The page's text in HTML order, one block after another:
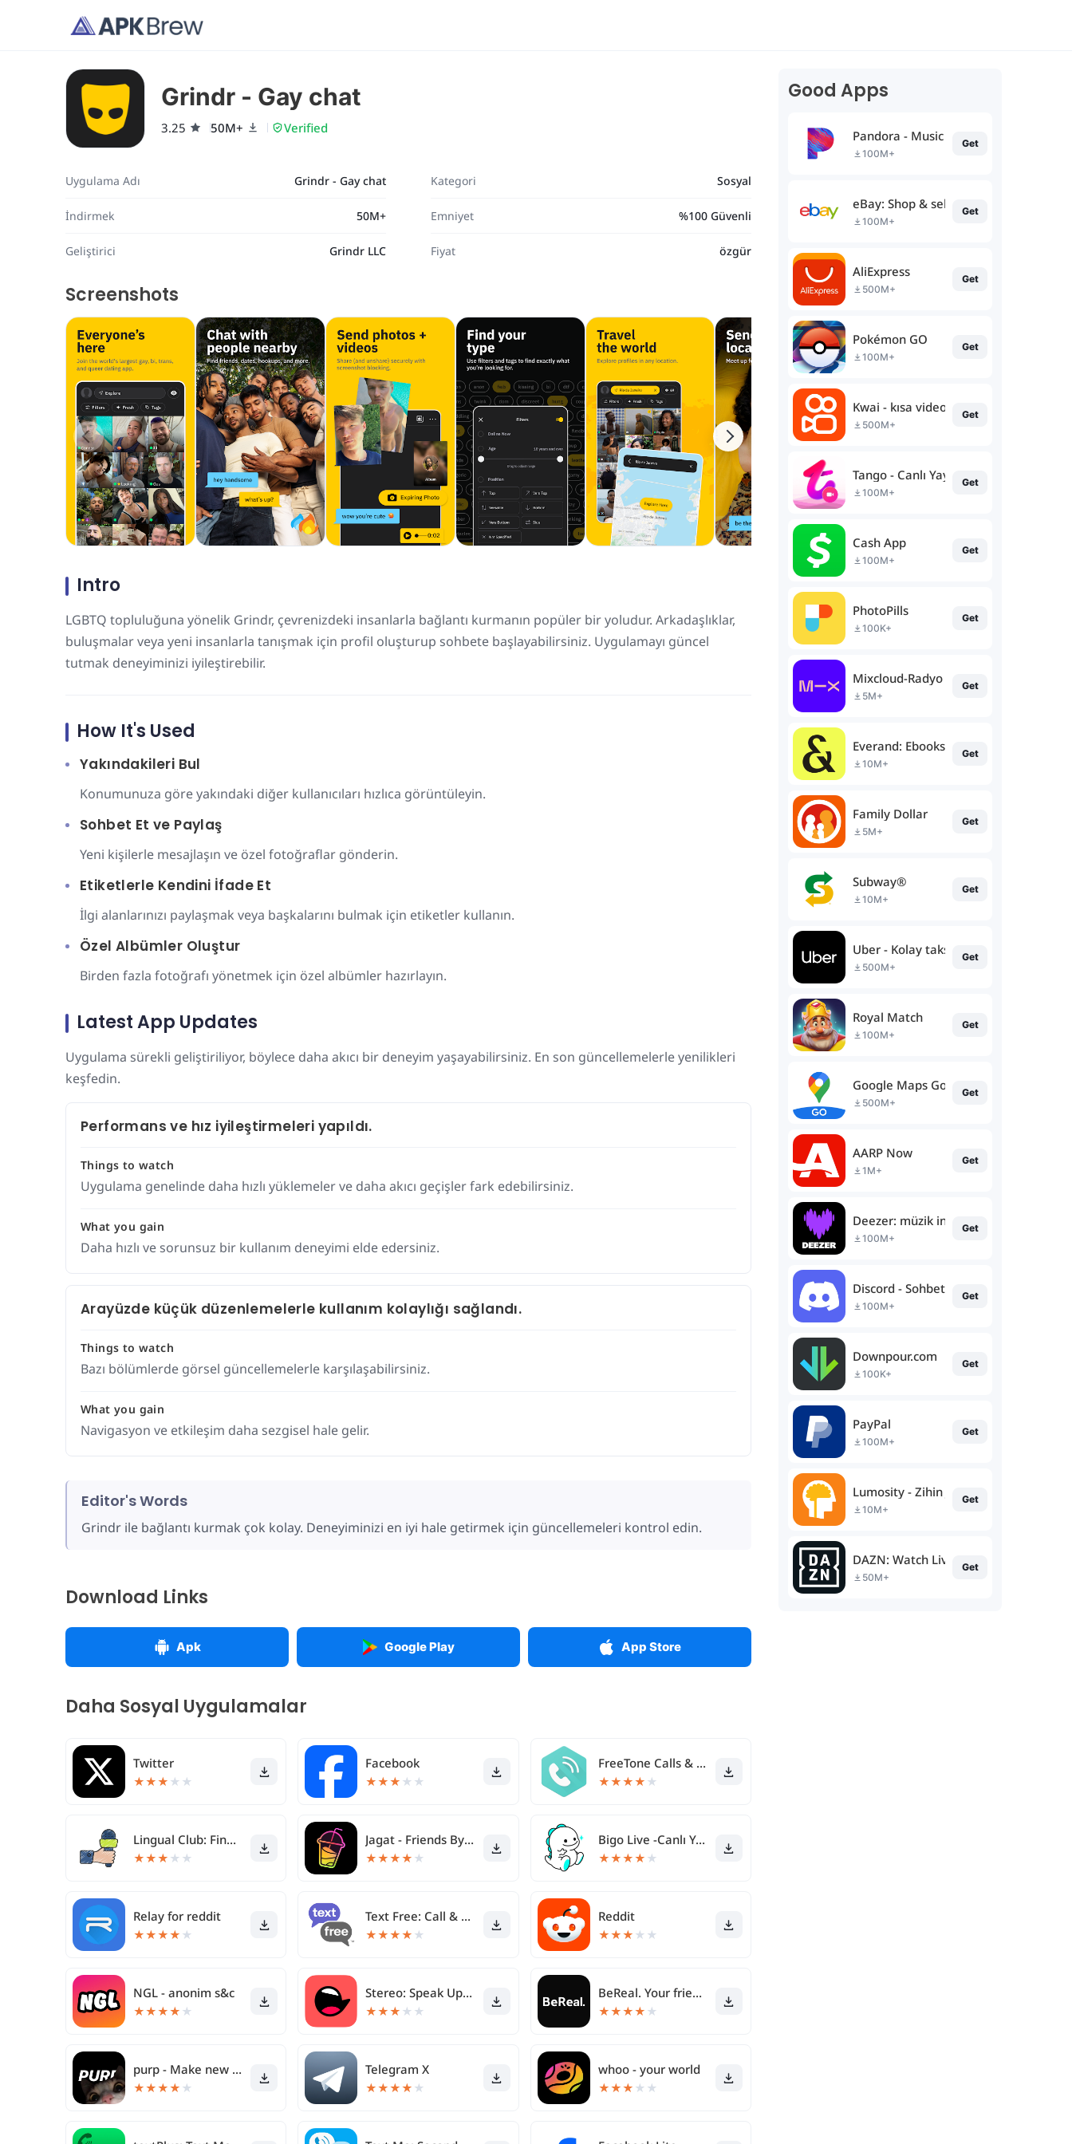
Grindr - Gay chat
3.25 50M+ Verified
Uygulama Adı Grindr - Gay chat Kategori Sosyal
İndirmek 50M+ Emniyet %100 Güvenli
Geliştirici Grindr LLC Fiyat özgür
Screenshots
Intro
LGBTQ topluluğuna yönelik Grindr, çevrenizdeki insanlarla bağlantı kurmanın popüler bir yoludur. Arkadaşlıklar,
buluşmalar veya yeni insanlarla tanışmak için profil oluşturup sohbete başlayabilirsiniz. Uygulamayı güncel
tutmak deneyiminizi iyileştirebilir.
How It's Used
Yakındakileri Bul
Konumunuza göre yakındaki diğer kullanıcıları hızlıca görüntüleyin.
Sohbet Et ve Paylaş
Yeni kişilerle mesajlaşın ve özel fotoğraflar gönderin.
Etiketlerle Kendini İfade Et
İlgi alanlarınızı paylaşmak veya başkalarını bulmak için etiketler kullanın.
Özel Albümler Oluştur
Birden fazla fotoğrafı yönetmek için özel albümler hazırlayın.
Latest App Updates
Uygulama sürekli geliştiriliyor, böylece daha akıcı bir deneyim yaşayabilirsiniz. En son güncellemelerle yenilikleri
keşfedin.
Performans ve hız iyileştirmeleri yapıldı.
Things to watch
Uygulama genelinde daha hızlı yüklemeler ve daha akıcı geçişler fark edebilirsiniz.
What you gain
Daha hızlı ve sorunsuz bir kullanım deneyimi elde edersiniz.
Arayüzde küçük düzenlemelerle kullanım kolaylığı sağlandı.
Things to watch
Bazı bölümlerde görsel güncellemelerle karşılaşabilirsiniz.
What you gain
Navigasyon ve etkileşim daha sezgisel hale gelir.
Editor's Words
Grindr ile bağlantı kurmak çok kolay. Deneyiminizi en iyi hale getirmek için güncellemeleri kontrol edin.
Download Links
Apk Google Play App Store
Daha Sosyal Uygulamalar
Twitter
★★★ ★ ★
Facebook
★★★ ★ ★
FreeTone Calls & Texting
★★★★ ★
Lingual Club: Find friends
★★★ ★ ★
Jagat - Friends By Your Side
★★★★ ★
Bigo Live -Canlı Yayın, Sohbet
★★★★ ★
Relay for reddit
★★★★ ★
Text Free: Call & Texting App
★★★★ ★
Reddit
★★★ ★ ★
NGL - anonim s&c
★★★★ ★
Stereo: Speak Up & Share
★★★ ★ ★
BeReal. Your friends for real.
★★★★ ★
purp - Make new friends
★★★★ ★
Telegram X
★★★★ ★
whoo - your world
★★★ ★ ★
Good Apps
Pandora - Music & Podcasts
100M+
Get
eBay: Shop & sell in the app
100M+
Get
AliExpress
500M+
Get
Pokémon GO
100M+
Get
Kwai - kısa video topluluğu
500M+
Get
Tango - Canlı Yayın & Sohbet
100M+
Get
Cash App
100M+
Get
PhotoPills
100K+
Get
Mixcloud-Radyo ve DJ miksleri
5M+
Get
Everand: Ebooks and audiobooks
10M+
Get
Family Dollar
5M+
Get
Subway®
10M+
Get
Uber - Kolay taksi yolculuğu
500M+
Get
Royal Match
100M+
Get
Google Maps Go
500M+
Get
AARP Now
1M+
Get
Deezer: müzik indirme programı
100M+
Get
Discord - Sohbet Et & Konuş
100M+
Get
Downpour.com
100K+
Get
PayPal
100M+
Get
Lumosity - Zihin Jimnastiği
10M+
Get
DAZN: Watch Live Sports
50M+
Get